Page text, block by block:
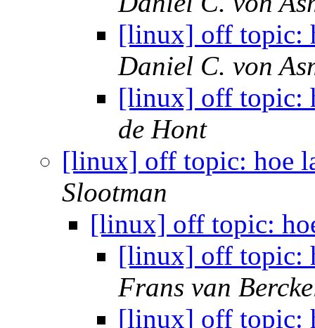
[linux] off topic:
Daniel C. von
[linux] off topic:
de Hont
[linux] off topic: hoe
Slootman
[linux] off topic:
[linux] off topic:
Frans van
[linux] off topic: